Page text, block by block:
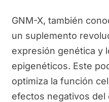
GNM-X, también
un suplemento
expresión genética y
epigenéticos. Este
optimiza la función
efectos negativos del